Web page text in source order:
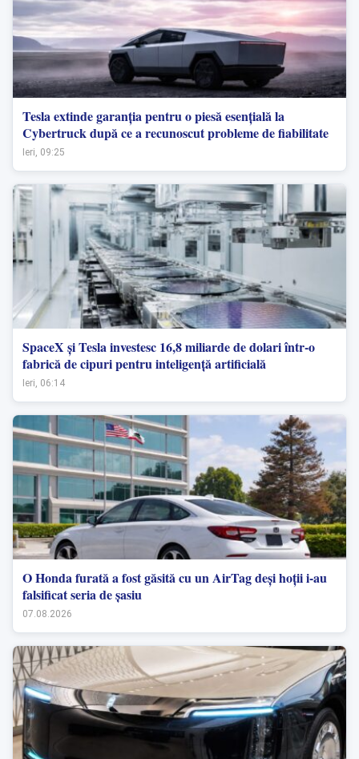
Tesla extinde garanția pentru o piesă esențială la
Cybertruck după ce a recunoscut probleme de fiabilitate
Ieri, 09:25
SpaceX și Tesla investesc 16,8 miliarde de dolari într-o
fabrică de cipuri pentru inteligență artificială
Ieri, 06:14
O Honda furată a fost găsită cu un AirTag deși hoții i-au
falsificat seria de șasiu
07.08.2026